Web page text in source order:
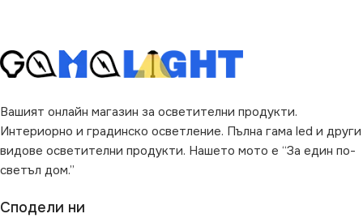
Свещ
Вашият онлайн магазин за осветителни продукти.
Интериорно и градинско осветление. Пълна гама led и други
видове осветителни продукти. Нашето мото е “За един по-
светъл дом.”
Сподели ни